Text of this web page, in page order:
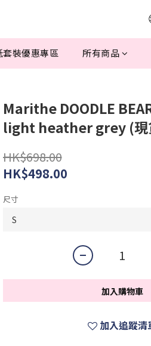
裝優惠專區 所有商品
Marithe DOODLE
light heather grey (現
HK$698.00
HK$498.00
尺寸
加入購物車
加入追蹤清